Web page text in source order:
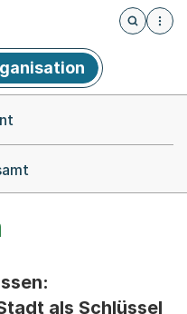
Öffnet
als Schlüssel